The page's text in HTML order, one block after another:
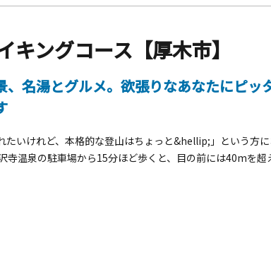
キングコース【厚木市】
、名湯とグルメ。欲張りなあなたにピッ
たいけれど、本格的な登山はちょっと&hellip;」という方
寺温泉の駐車場から15分ほど歩くと、目の前には40mを